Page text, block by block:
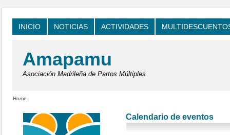
INICIO NOTICIAS ACTIVIDADES
Amapamu
Asociación Madrileña de Partos Múltiples
Home
Calendario de eventos